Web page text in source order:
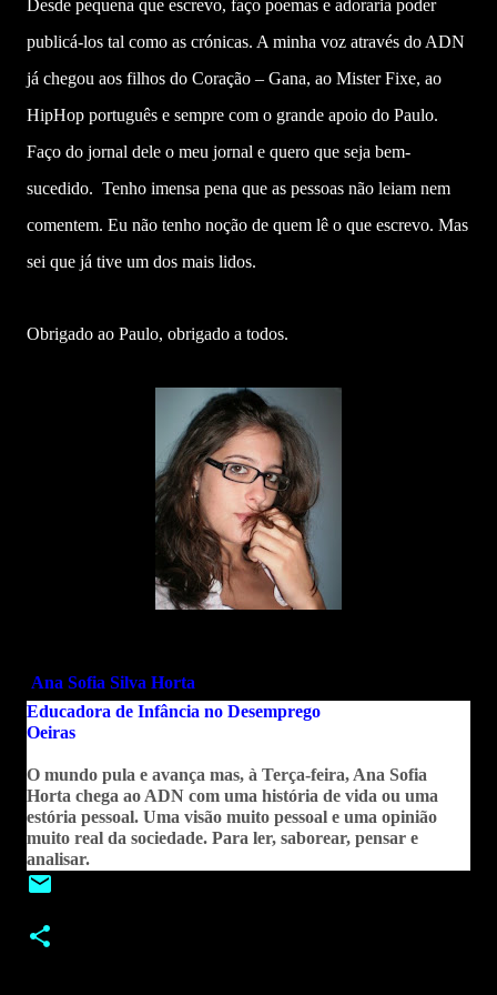
Desde pequena que escrevo, faço poemas e adoraria poder
publicá-los tal como as crónicas. A minha voz através do ADN
já chegou aos filhos do Coração – Gana, ao Mister Fixe, ao
HipHop português e sempre com o grande apoio do Paulo.
Faço do jornal dele o meu jornal e quero que seja bem-
sucedido. Tenho imensa pena que as pessoas não leiam nem
comentem. Eu não tenho noção de quem lê o que escrevo. Mas
sei que já tive um dos mais lidos.
Obrigado ao Paulo, obrigado a todos.
Ana Sofia Silva Horta
Educadora de Infância no Desemprego
Oeiras
O mundo pula e avança mas, à Terça-feira, Ana Sofia
Horta chega ao ADN com uma história de vida ou uma
estória pessoal. Uma visão muito pessoal e uma opinião
muito real da sociedade. Para ler, saborear, pensar e
analisar.